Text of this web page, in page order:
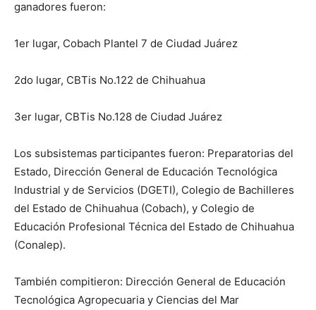
ganadores fueron:
1er lugar, Cobach Plantel 7 de Ciudad Juárez
2do lugar, CBTis No.122 de Chihuahua
3er lugar, CBTis No.128 de Ciudad Juárez
Los subsistemas participantes fueron: Preparatorias del
Estado, Dirección General de Educación Tecnológica
Industrial y de Servicios (DGETI), Colegio de Bachilleres
del Estado de Chihuahua (Cobach), y Colegio de
Educación Profesional Técnica del Estado de Chihuahua
(Conalep).
También compitieron: Dirección General de Educación
Tecnológica Agropecuaria y Ciencias del Mar